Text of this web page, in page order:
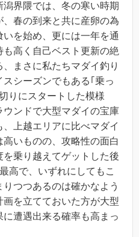
界隈では、冬の寒い時期
春の到来と共に産卵の為
を始め、更には一年を通
高く自己ベスト更新の絶
まさに私たちマダイ釣り
シーズンでもある｢乗っ
りにスタートした模様
ンドで大型マダイの宝庫
上越エリアに比べマダイ
いものの、攻略性の面白
乗り越えてゲットした後
高で、いずれにしてもこ
つつあるのは確かなよう
を立てておいた方が大型
遭遇出来る確率も高まっ